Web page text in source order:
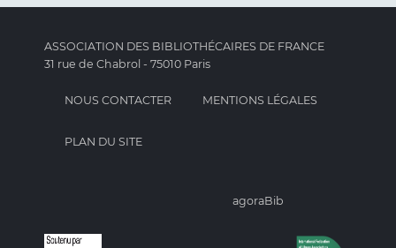
ASSOCIATION DES BIBLIOTHÉCAIRES DE FRANCE
31 rue de Chabrol - 75010 Paris
NOUS CONTACTER MENTIONS LÉGALES
PLAN DU SITE
agoraBib